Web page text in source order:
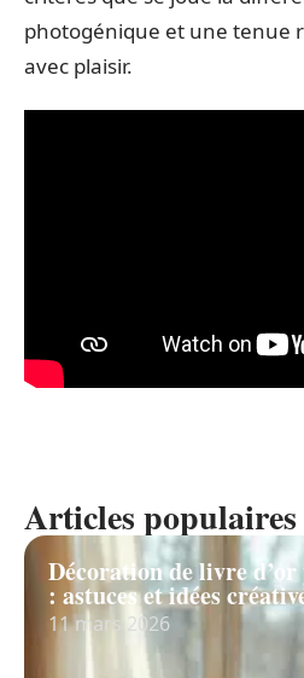
photogénique et une tenue
avec plaisir.
Articles populaires
Décoration de livre
: astuces et idées
11 mars 2026